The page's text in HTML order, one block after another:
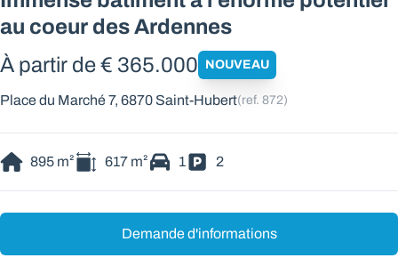
au coeur des Ardennes
À partir de € 365.000 NOUVEAU
Place du Marché 7, 6870 Saint-Hubert(ref.872)
895m² 617m² 1 2
Demande d'informations